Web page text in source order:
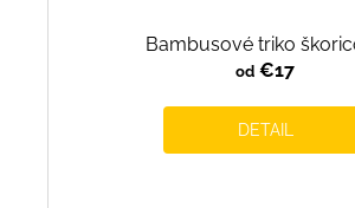
Bambusové triko
od €17
DETAIL